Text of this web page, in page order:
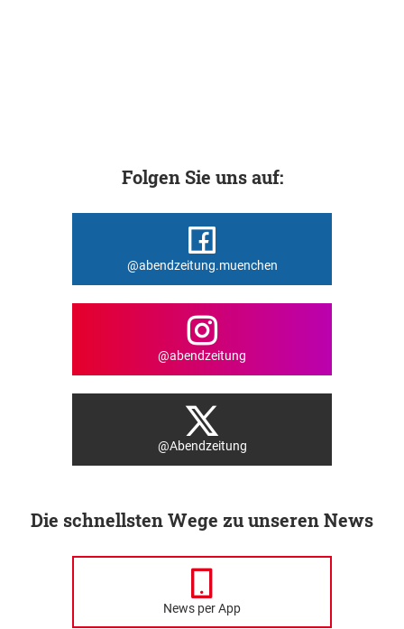
Folgen Sie uns auf:
@abendzeitung.muenchen
@abendzeitung
@Abendzeitung
Die schnellsten Wege zu unseren News
News per App